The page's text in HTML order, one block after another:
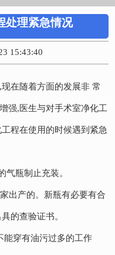
处理紧急情况
15:43:40
在随着方面的发展非 常
强,医生与对手术室净化工
程在使用的时候遇到紧急
气瓶制止充装。
出产的。新瓶有必要有合
的查验证书。
能穿有油污过多的工作